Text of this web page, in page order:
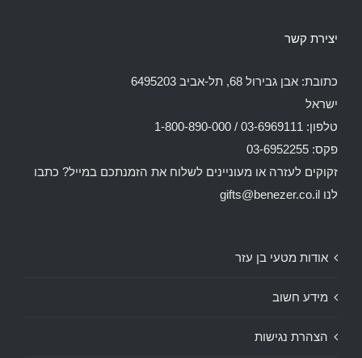
יצירת קשר
כתובת: אבן גבירול 68, תל-אביב 6495203
ישראל
טלפון: 03-6969111 / 1-800-890-000
פקס: 03-6952255
זקוקים לעזרה או מעוניינים לשלוח את הזמנתכם במייל? כתבו
לנו gifts@benezer.co.il
אודות מטעי בן עזר
מידע חשוב
הצהרת נגישות